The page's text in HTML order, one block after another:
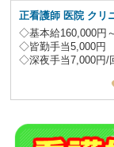
正看護師 医院 クリ
◇基本給160,000円
◇皆勤手当5,000円
◇深夜手当7,000円/